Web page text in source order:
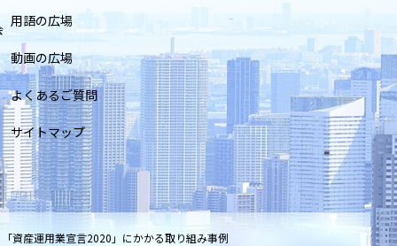
用語の広場
動画の広場
よくあるご質問
サイトマップ
「資産運用業宣言2020」にかかる取り組み事例